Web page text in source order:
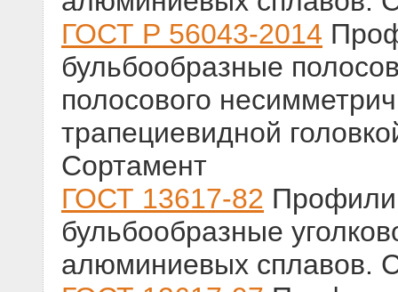
ГОСТ Р 56043-2014
бульбообразные
полосового
трапециевидной
Сортамент
ГОСТ 13617-82 Профили
бульбообразные
алюминиевых сплавов.